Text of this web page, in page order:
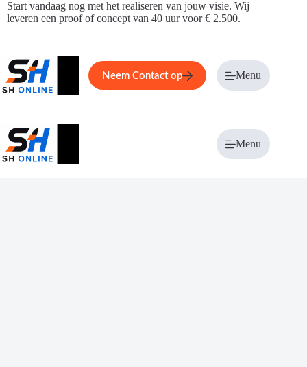
Ga
naar
Start vandaag nog met het realiseren van jouw visie. Wij
leveren een proof of concept van 40 uur voor € 2.500.
Home Service Over ons
Neem Contact op Menu
Menu